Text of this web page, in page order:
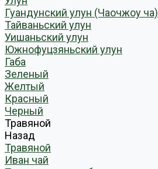
Гуандунский улун (Чаочжоу ча)
Тайваньский улун
Уишаньский улун
Южнофуцзяньский улун
Габа
Зеленый
Желтый
Красный
Черный
Травяной
Назад
Травяной
Иван чай